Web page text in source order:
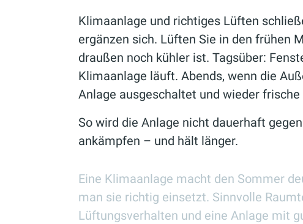
Klimaanlage und richtiges Lüften
ergänzen sich. Lüften Sie in den frühen
draußen noch kühler ist. Tagsüber:
Klimaanlage läuft. Abends, wenn die
Anlage ausgeschaltet und wieder
So wird die Anlage nicht dauerhaft
ankämpfen – und hält länger.
Eine Klimaanlage macht den Sommer
man sie richtig einsetzt. Sinnvolle
Lüftungsverhalten und eine Anlage mit